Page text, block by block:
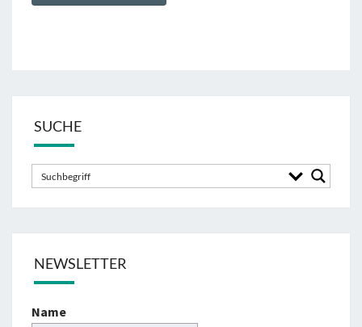
SUCHE
NEWSLETTER
Name